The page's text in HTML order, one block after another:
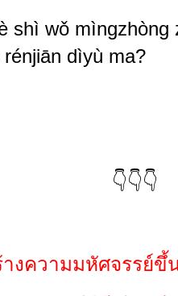
shì wǒ mìngzhòng
rénjiān dìyù ma?
👇👇👇
างความมหัศจรรย์ขึ้